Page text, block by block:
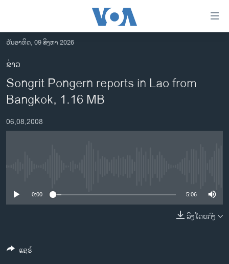
ເຂົ້າ
ຫາ
ຂ້າມ
ຂ້າມ
ຂ້າມ
ໄປ
ຫາ
ຊອກ
ອາເມຣິກາ
ການເລືອກຕັ້ງ ປະທານາທີບໍດີ ສະຫະລັດ 2024
ຂ່າວ​ຈີນ
ຊີວິດຊາວລາວ
ທຸລະກິດ
ວັນອາທິດ, 09 ສິງຫາ 2026
ຂ່າວ
Songrit Pongern reports in Lao from
Bangkok, 1.16 MB
06,08,2008
0:00 5:06
ລິງໂດຍກົງ
ແຊຣ໌